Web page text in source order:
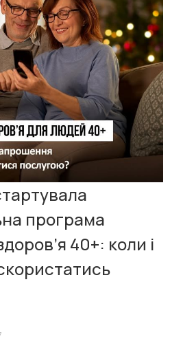
програма
40+: коли і